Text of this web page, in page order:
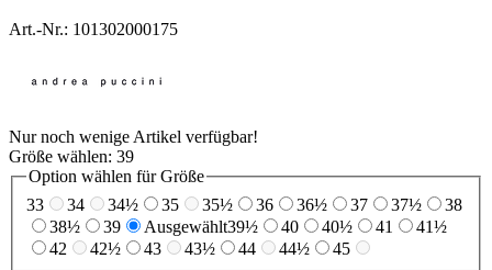
Art.-Nr.: 101302000175
Nur noch wenige Artikel verfügbar!
Größe wählen: 39
Option wählen für Größe
33
34 34½ 35 35½ 36 36½ 37 37½
38
38½
39 Ausgewählt39½ 40 40½ 41
41½
42
42½ 43 43½ 44 44½
45